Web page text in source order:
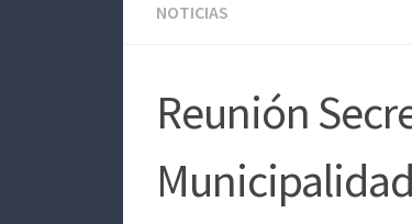
NOTICIAS
Reunión